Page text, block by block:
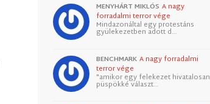
MENYHÁRT MIKLÓS A nagy
forradalmi terror vége
Mindazonáltal egy protestáns
gyülekezetben adott d…
BENCHMARK A nagy forradalmi
terror vége
"amikor egy felekezet hivatalosan
püspökké választ…